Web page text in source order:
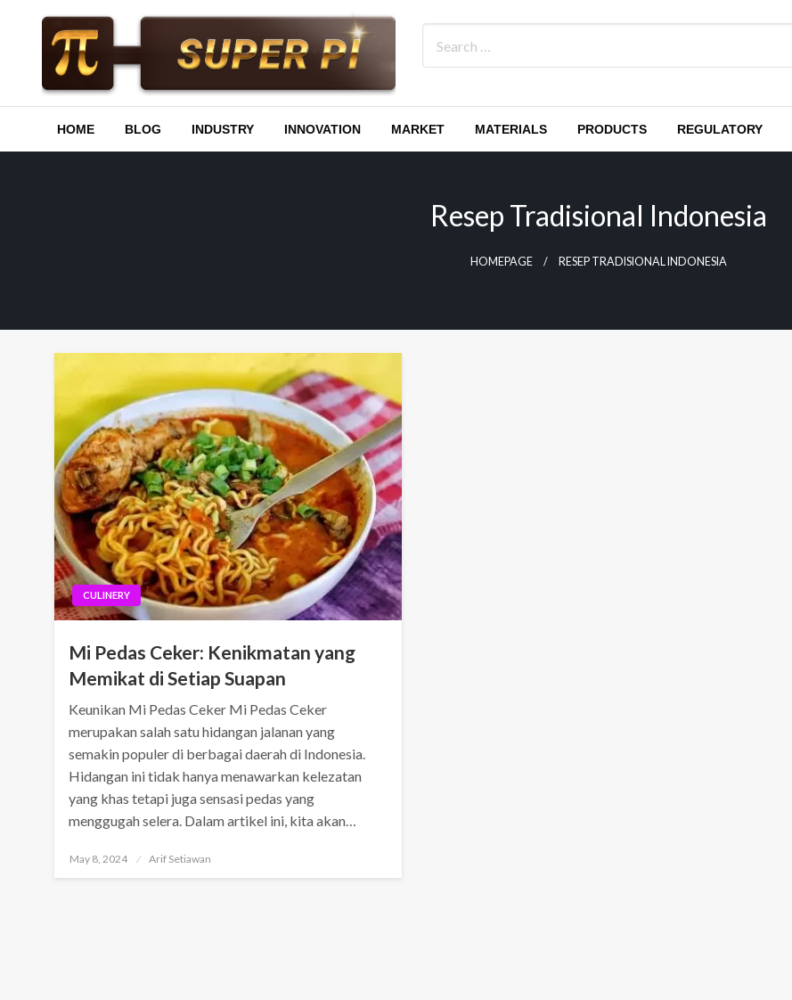
Superpi
HOME BLOG INDUSTRY INNOVATION MARKET MATERIALS PRODUCTS REGULATORY
Resep Tradisional Indonesia
HOMEPAGE RESEP TRADISIONAL INDONESIA
CULINERY
Mi Pedas Ceker: Kenikmatan yang
Memikat di Setiap Suapan
Keunikan Mi Pedas Ceker Mi Pedas Ceker
merupakan salah satu hidangan jalanan yang
semakin populer di berbagai daerah di Indonesia.
Hidangan ini tidak hanya menawarkan kelezatan
yang khas tetapi juga sensasi pedas yang
menggugah selera. Dalam artikel ini, kita akan…
Posted
May 8, 2024 Arif Setiawan